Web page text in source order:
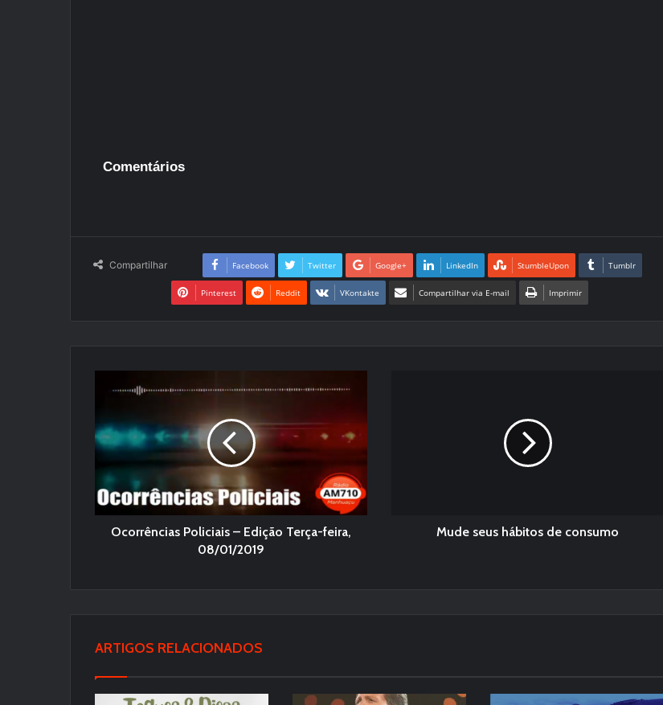
Comentários
Compartilhar Facebook Twitter Google+ LinkedIn StumbleUpon Tumblr
Pinterest Reddit VKontakte Compartilhar via E-mail Imprimir
Ocorrências Policiais – Edição Terça-feira,
08/01/2019
Mude seus hábitos de consumo
ARTIGOS RELACIONADOS